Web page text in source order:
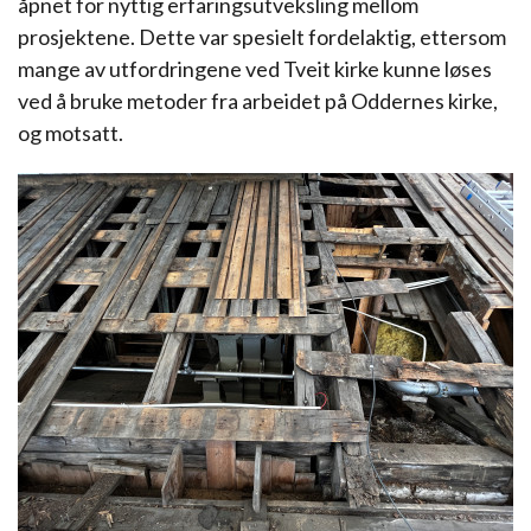
prosjektene. Dette var spesielt fordelaktig, ettersom
mange av utfordringene ved Tveit kirke kunne løses
ved å bruke metoder fra arbeidet på Oddernes kirke,
og motsatt.